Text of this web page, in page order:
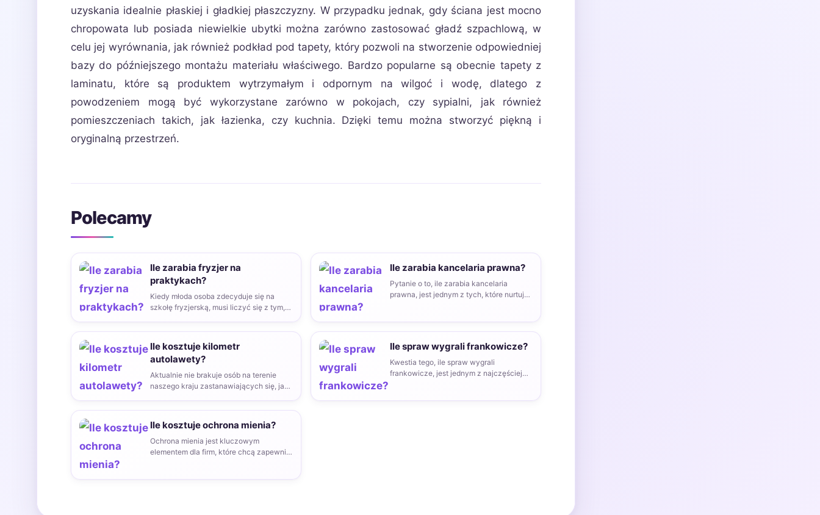
uzyskania idealnie płaskiej i gładkiej płaszczyzny. W przypadku jednak, gdy ściana jest mocno
chropowata lub posiada niewielkie ubytki można zarówno zastosować gładź szpachlową, w
celu jej wyrównania, jak również podkład pod tapety, który pozwoli na stworzenie odpowiedniej
bazy do późniejszego montażu materiału właściwego. Bardzo popularne są obecnie tapety z
laminatu, które są produktem wytrzymałym i odpornym na wilgoć i wodę, dlatego z
powodzeniem mogą być wykorzystane zarówno w pokojach, czy sypialni, jak również
pomieszczeniach takich, jak łazienka, czy kuchnia. Dzięki temu można stworzyć piękną i
oryginalną przestrzeń.
Polecamy
Ile zarabia fryzjer na
praktykach?
Kiedy młoda osoba zdecyduje się na
szkołę fryzjerską, musi liczyć się z tym,
Ile zarabia kancelaria prawna?
Pytanie o to, ile zarabia kancelaria
prawna, jest jednym z tych, które nurtują
Ile kosztuje kilometr
autolawety?
Aktualnie nie brakuje osób na terenie
naszego kraju zastanawiających się, jak
Ile spraw wygrali frankowicze?
Kwestia tego, ile spraw wygrali
frankowicze, jest jednym z najczęściej
Ile kosztuje ochrona mienia?
Ochrona mienia jest kluczowym
elementem dla firm, które chcą zapewnić